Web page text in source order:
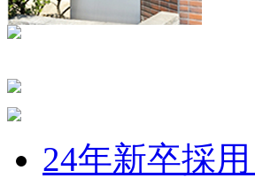
24年新卒採